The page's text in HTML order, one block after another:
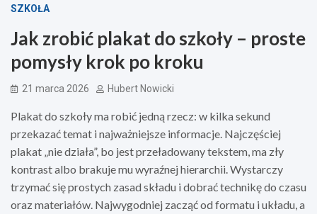
SZKOŁA
Jak zrobić plakat do szkoły – proste
pomysły krok po kroku
21 marca 2026 Hubert Nowicki
Plakat do szkoły ma robić jedną rzecz: w kilka sekund
przekazać temat i najważniejsze informacje. Najczęściej
plakat „nie działa”, bo jest przeładowany tekstem, ma zły
kontrast albo brakuje mu wyraźnej hierarchii. Wystarczy
trzymać się prostych zasad składu i dobrać technikę do czasu
oraz materiałów. Najwygodniej zacząć od formatu i układu, a